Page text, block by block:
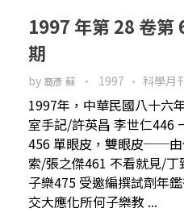
1997 年第 28 卷第
期
by 裔彥 蘇 1997 科學月
1997年，中華民國八十六
室手記/許英昌 李世仁446
456 單眼皮，雙眼皮──由
索/張之傑461 不看就見/
子樂475 受邀編撰試劑年
交大應化所何子樂教 ...